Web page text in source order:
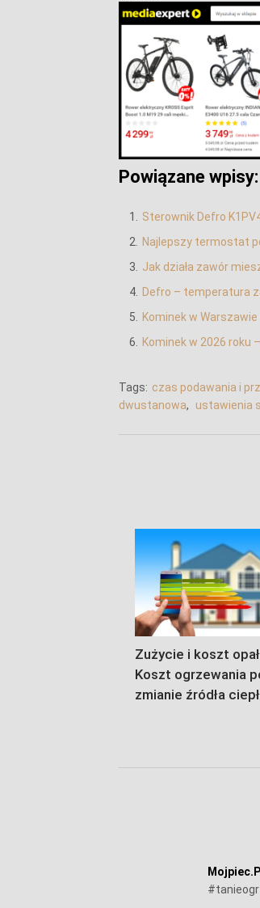
Powiązane wpisy:
Sterownik Defro
Najlepszy termostat
Jak działa zawór
Defro – temperatura
Kominek w
Kominek w 2026 roku
Tags: czas podawania i
dwustanowa, ustawienia
Zużycie i koszt
Koszt ogrzewania
zmianie źródła
Mojpiec.pl